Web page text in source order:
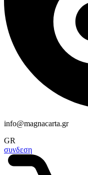
info@magnacarta.gr
GR
συνδεση